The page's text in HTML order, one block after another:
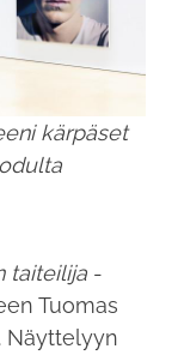
kärpäset
taiteilija-
Tuomas
Näyttelyyn